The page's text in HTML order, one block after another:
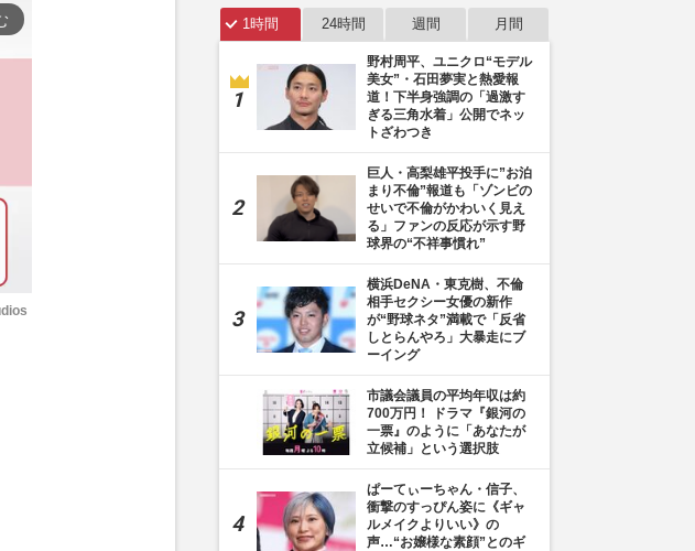
1時間 24時間 週間 月間
野村周平、ユニクロ“モデル
美女”・石田夢実と熱愛報
道！下半身強調の「過激す
ぎる三角水着」公開でネッ
トざわつき
巨人・高梨雄平投手に”お泊
まり不倫”報道も「ゾンビの
せいで不倫がかわいく見え
る」ファンの反応が示す野
球界の“不祥事慣れ”
横浜DeNA・東克樹、不倫
相手セクシー女優の新作
が“野球ネタ”満載で「反省
しとらんやろ」大暴走にブ
ーイング
市議会議員の平均年収は約
700万円！ ドラマ『銀河の
一票』のように「あなたが
立候補」という選択肢
ぱーてぃーちゃん・信子、
衝撃のすっぴん姿に《ギャ
ルメイクよりいい》の
声…“お嬢様な素顔”とのギ